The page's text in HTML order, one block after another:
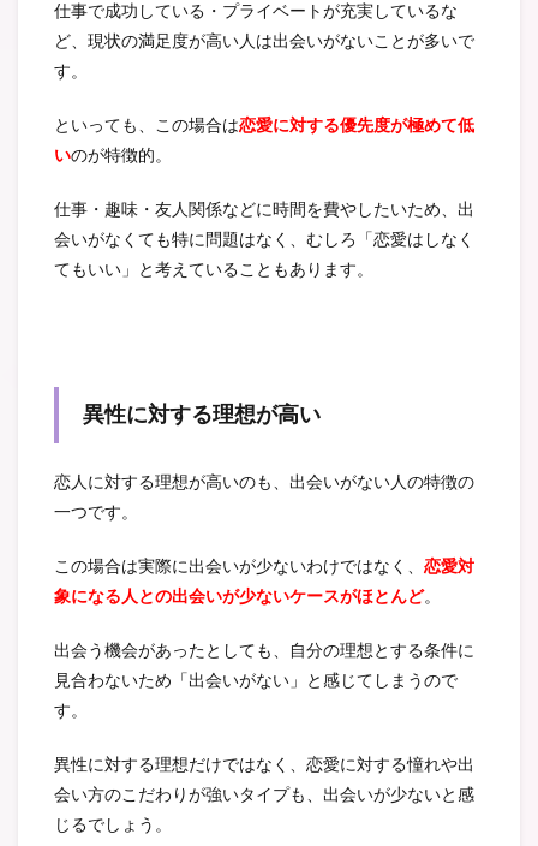
仕事で成功している・プライベートが充実しているな
ど、現状の満足度が高い人は出会いがないことが多いで
す。
といっても、この場合は恋愛に対する優先度が極めて低
いのが特徴的。
仕事・趣味・友人関係などに時間を費やしたいため、出
会いがなくても特に問題はなく、むしろ「恋愛はしなく
てもいい」と考えていることもあります。
異性に対する理想が高い
恋人に対する理想が高いのも、出会いがない人の特徴の
一つです。
この場合は実際に出会いが少ないわけではなく、 恋愛対
象になる人との出会いが少ないケースがほとんど。
出会う機会があったとしても、自分の理想とする条件に
見合わないため「出会いがない」と感じてしまうので
す。
異性に対する理想だけではなく、恋愛に対する憧れや出
会い方のこだわりが強いタイプも、出会いが少ないと感
じるでしょう。